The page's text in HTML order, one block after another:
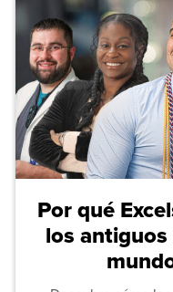
Por qué
los